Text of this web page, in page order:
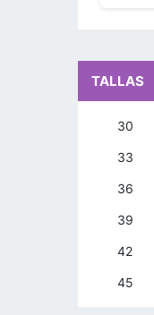
TALLAS
30
33
36
39
42
45